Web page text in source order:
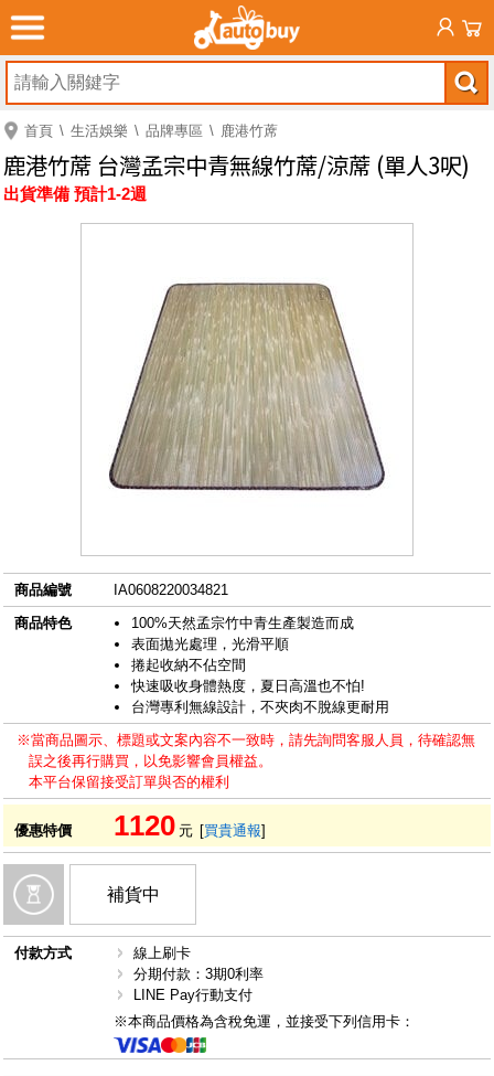
首頁 生活娛樂 品牌專區 鹿港竹蓆
鹿港竹蓆 台灣孟宗中青無線竹蓆/涼蓆 (單人3呎)
出貨準備 預計1-2週
商品編號
IA0608220034821
商品特色
100%天然孟宗竹中青生產製造而成
表面拋光處理，光滑平順
捲起收納不佔空間
快速吸收身體熱度，夏日高溫也不怕!
台灣專利無線設計，不夾肉不脫線更耐用
※當商品圖示、標題或文案內容不一致時，請先詢問客服人員，待確認無
誤之後再行購買，以免影響會員權益。
本平台保留接受訂單與否的權利
優惠特價 1120 元 [買貴通報]
補貨中
付款方式
線上刷卡
分期付款：3期0利率
LINE Pay行動支付
※本商品價格為含稅免運，並接受下列信用卡：